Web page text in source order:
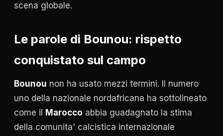
scena globale.
Le parole di Bounou: rispetto
conquistato sul campo
Bounou non ha usato mezzi termini. Il numero
uno della nazionale nordafricana ha sottolineato
come il
Marocco abbia guadagnato la stima
della comunita' calcistica internazionale